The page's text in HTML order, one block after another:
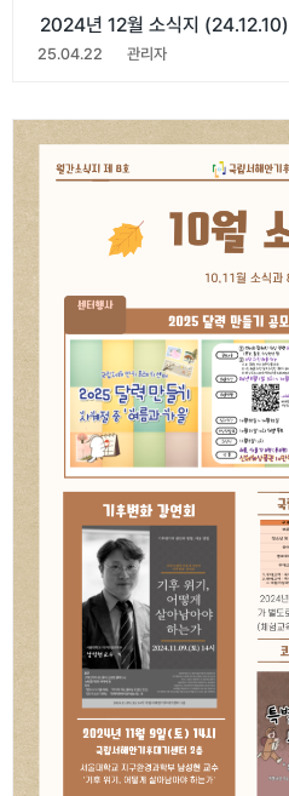
2024년 12월 소식지 (24.12.10)
25.04.22 관리자